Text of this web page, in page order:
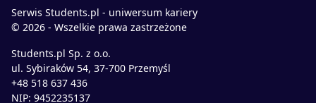
Serwis Students.pl - uniwersum kariery
© 2026 - Wszelkie prawa zastrzeżone
Students.pl Sp. z o.o.
ul. Sybiraków 54, 37-700 Przemyśl
+48 518 637 436
NIP: 9452235137